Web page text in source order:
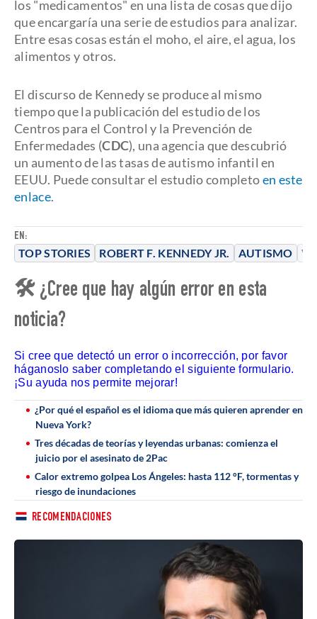
EN:
TOP STORIES ROBERT F. KENNEDY JR. AUTISMO
los "medicamentos" en una lista de cosas que dijo
que encargaría una serie de estudios para analizar.
Entre esas cosas están el moho, el aire, el agua, los
alimentos y otros.
El discurso de Kennedy se produce al mismo
tiempo que la publicación del estudio de los
Centros para el Control y la Prevención de
Enfermedades (CDC), una agencia que descubrió
un aumento de las tasas de autismo infantil en
EEUU. Puede consultar el estudio completoen este
enlace.
🛠 ¿Cree que hay algún error en esta
noticia?
Si cree que detectó un error o incorrección, por favor
háganoslo saber completando el siguiente formulario.
¡Su ayuda nos permite mejorar!
¿Por qué el español es el idioma que más quieren aprender en
Nueva York?
Tres décadas de teorías y leyendas urbanas: comienza el
juicio por el asesinato de 2Pac
Calor extremo golpea Los Ángeles: hasta 112 °F, tormentas y
riesgo de inundaciones
RECOMENDACIONES